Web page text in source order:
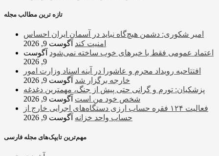
تازه ترین مطالب مجله
امیر شکوری: دشمن هیچ‌گاه نباید در آسمان ایران احساس
امنیت کند آگوست 9, 2026
اعتماد عمومی فقط با خبرهای خوب ساخته نمی‌شود آگوست
9, 2026
افتتاحیه رویداد محرم و عاشورا در آینه اسناد وزارت امور
خارجه برگزار شد آگوست 9, 2026
پزشکیان: تورم و گرانی حتی پیش از جنگ، مهمترین دغدغه
شخص خود من است آگوست 9, 2026
فعالیت ۱۲۴ فقره حساب ارزی دستگاه‌های اجرایی خارج از
حساب واحد خزانه آگوست 9, 2026
مهم‌ترین تایپک‌های مجله فارسی